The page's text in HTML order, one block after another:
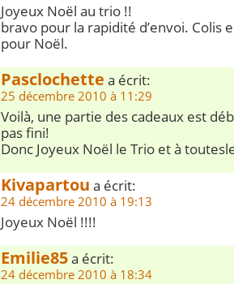
Joyeux Noël au trio !!
bravo pour la rapidité d’envoi. Colis
pour Noël.
Pasclochette a écrit:
25 décembre 2010 à 11:29
Voilà, une partie des cadeaux est
pas fini!
Donc Joyeux Noël le Trio et à
Kivapartou a écrit:
24 décembre 2010 à 19:13
Joyeux Noël !!!!
Emilie85a écrit:
24 décembre 2010 à 18:34